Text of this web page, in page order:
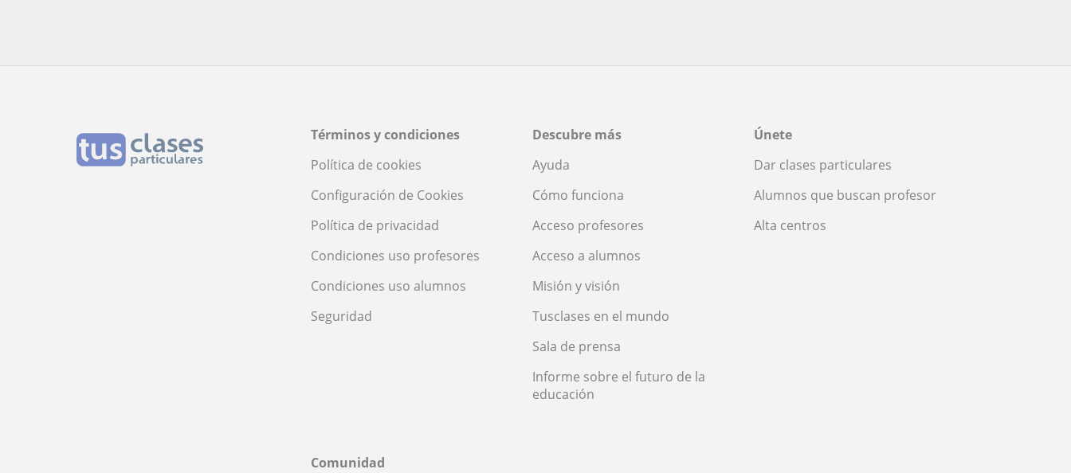
Términos y condiciones
Política de cookies
Configuración de Cookies
Política de privacidad
Condiciones uso profesores
Condiciones uso alumnos
Seguridad
Descubre más
Ayuda
Cómo funciona
Acceso profesores
Acceso a alumnos
Misión y visión
Tusclases en el mundo
Sala de prensa
Informe sobre el futuro de la
educación
Únete
Dar clases particulares
Alumnos que buscan profesor
Alta centros
Comunidad